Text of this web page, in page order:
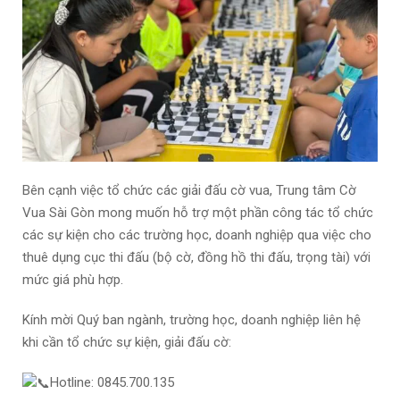
Bên cạnh việc tổ chức các giải đấu cờ vua, Trung tâm Cờ
Vua Sài Gòn mong muốn hỗ trợ một phần công tác tổ chức
các sự kiện cho các trường học, doanh nghiệp qua việc cho
thuê dụng cục thi đấu (bộ cờ, đồng hồ thi đấu, trọng tài) với
mức giá phù hợp.
Kính mời Quý ban ngành, trường học, doanh nghiệp liên hệ
khi cần tổ chức sự kiện, giải đấu cờ:
Hotline: 0845.700.135